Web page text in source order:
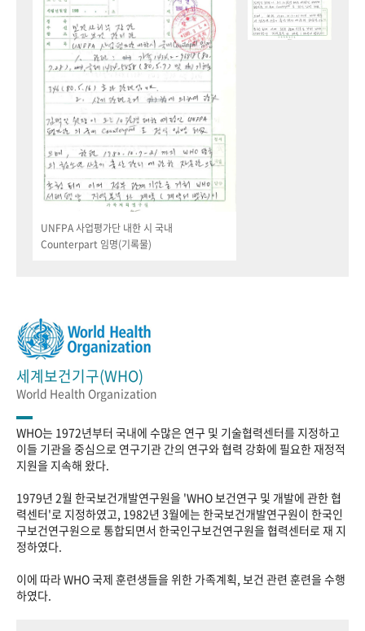
UNFPA 사업평가단 내한 시 국내
Counterpart 임명(기록물)
세계보건기구(WHO)
World Health Organization
WHO는 1972년부터 국내에 수많은 연구 및 기술협력센터를 지정하고
이들 기관을 중심으로 연구기관 간의 연구와 협력 강화에 필요한 재정적
지원을 지속해 왔다.
1979년 2월 한국보건개발연구원을 'WHO 보건연구 및 개발에 관한 협
력센터'로 지정하였고, 1982년 3월에는 한국보건개발연구원이 한국인
구보건연구원으로 통합되면서 한국인구보건연구원을 협력센터로 재 지
정하였다.
이에 따라 WHO 국제 훈련생들을 위한 가족계획, 보건 관련 훈련을 수행
하였다.